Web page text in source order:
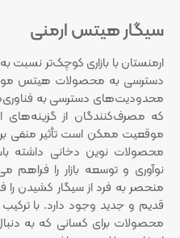
سیگار هیتس ارمنی
ارمنستان با بازاری کوچک‌تر نسبت
دسترسی به محصولات هیتس
محدودیت‌های دسترسی به
که مصرف‌کنندگان از گزینه‌های
موقعیت ممکن است تأثیر منفی
محصولات نوین دخانی داشته
نوآوری و توسعه بازار را فراهم
منحصر به فرد از سیگار کشیدن
قدیم و جدید وجود دارد. با
محصولات برای کسانی که به